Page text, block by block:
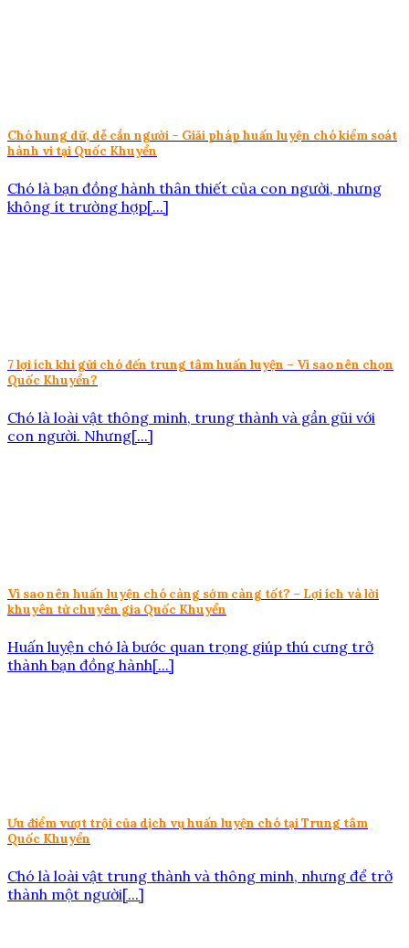
Chó hung dữ, dễ cắn người – Giải pháp huấn luyện chó kiểm soát
hành vi tại Quốc Khuyển
Chó là bạn đồng hành thân thiết của con người, nhưng
không ít trường hợp[...]
7 lợi ích khi gửi chó đến trung tâm huấn luyện – Vì sao nên chọn
Quốc Khuyển?
Chó là loài vật thông minh, trung thành và gần gũi với
con người. Nhưng[...]
Vì sao nên huấn luyện chó càng sớm càng tốt? – Lợi ích và lời
khuyên từ chuyên gia Quốc Khuyển
Huấn luyện chó là bước quan trọng giúp thú cưng trở
thành bạn đồng hành[...]
Ưu điểm vượt trội của dịch vụ huấn luyện chó tại Trung tâm
Quốc Khuyển
Chó là loài vật trung thành và thông minh, nhưng để trở
thành một người[...]